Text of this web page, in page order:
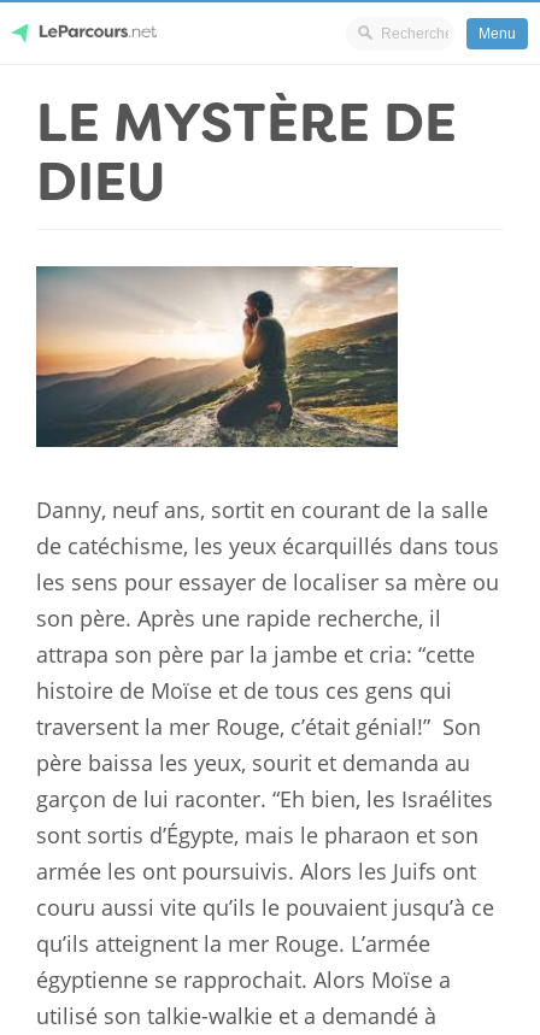
content
LeParcours.net
Menu
LE MYSTÈRE DE
DIEU
Danny, neuf ans, sortit en courant de la salle
de catéchisme, les yeux écarquillés dans tous
les sens pour essayer de localiser sa mère ou
son père. Après une rapide recherche, il
attrapa son père par la jambe et cria: “cette
histoire de Moïse et de tous ces gens qui
traversent la mer Rouge, c’était génial!” Son
père baissa les yeux, sourit et demanda au
garçon de lui raconter. “Eh bien, les Israélites
sont sortis d’Égypte, mais le pharaon et son
armée les ont poursuivis. Alors les Juifs ont
couru aussi vite qu’ils le pouvaient jusqu’à ce
qu’ils atteignent la mer Rouge. L’armée
égyptienne se rapprochait. Alors Moïse a
utilisé son talkie-walkie et a demandé à